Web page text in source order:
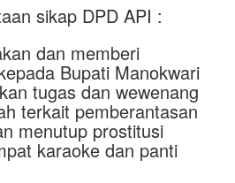
sikap DPD API :
dan memberi
Bupati Manokwari
tugas dan wewenang
terkait pemberantasan
menutup prostitusi
karaoke dan panti